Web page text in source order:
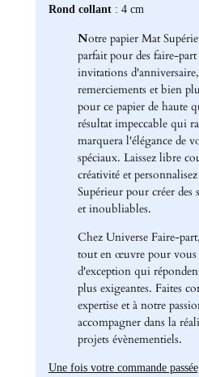
Rond collant : 4 cm
Notre papier Mat
parfait pour des faire-part
invitations d'anniversaire,
remerciements et bien
pour ce papier de haute
résultat impeccable qui
marquera l'élégance de
spéciaux. Laissez libre
créativité et
Supérieur pour créer des
et inoubliables.
Chez Universe Faire-
tout en œuvre pour
d'exception qui
plus exigeantes. Faites
expertise et à notre
accompagner dans la
projets évènementiels.
Une fois votre commande